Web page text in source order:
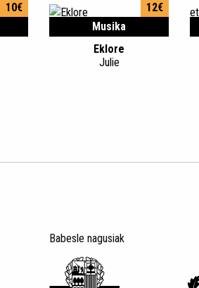
10€
Musika
12€
Eklore
Julie
Babesle nagusiak